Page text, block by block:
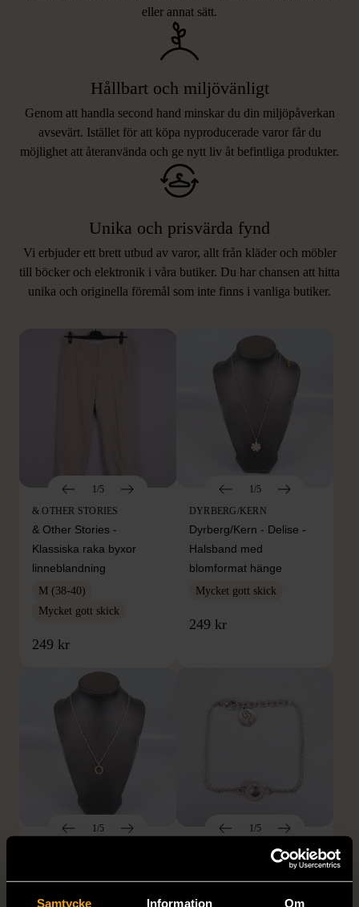
Samtycke Information Om
eller annat sätt.
Hållbart och miljövänligt
Genom att handla second hand minskar du din miljöpåverkan
avsevärt. Istället för att köpa nyproducerade varor får du
möjlighet att återanvända och ge nytt liv åt befintliga produkter.
Unika och prisvärda fynd
Vi erbjuder ett brett utbud av varor, allt från kläder och möbler
till böcker och elektronik i våra butiker. Du har chansen att hitta
unika och originella föremål som inte finns i vanliga butiker.
LIKNANDE PRODUKTER
Hitta produkter som påminner om denna
1/5
& OTHER STORIES
& Other Stories -
Klassiska raka byxor
linneblandning
M (38-40)
Mycket gott skick
249 kr
1/5
DYRBERG/KERN
Dyrberg/Kern - Delise -
Halsband med
blomformat hänge
Mycket gott skick
249 kr
1/5
1/5
Edblad - Glow - Armband